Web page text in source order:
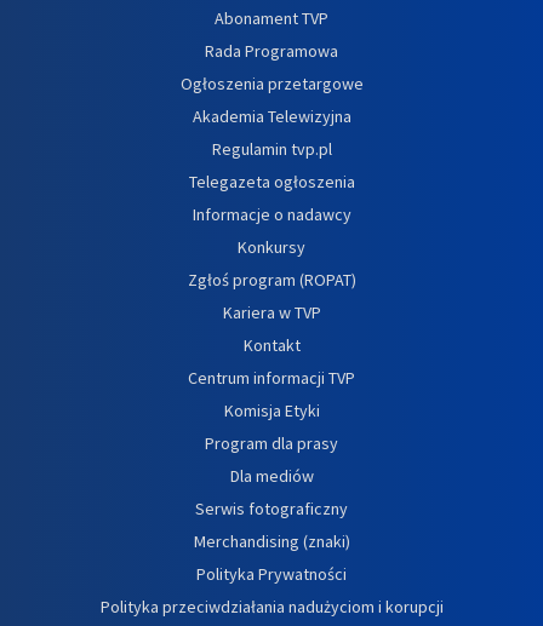
Abonament TVP
Rada Programowa
Ogłoszenia przetargowe
Akademia Telewizyjna
Regulamin tvp.pl
Telegazeta ogłoszenia
Informacje o nadawcy
Konkursy
Zgłoś program (ROPAT)
Kariera w TVP
Kontakt
Centrum informacji TVP
Komisja Etyki
Program dla prasy
Dla mediów
Serwis fotograficzny
Merchandising (znaki)
Polityka Prywatności
Polityka przeciwdziałania nadużyciom i korupcji